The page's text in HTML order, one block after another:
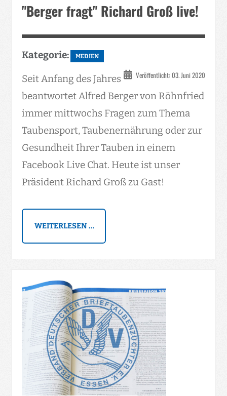
"Berger fragt" Richard Groß live!
Kategorie: MEDIEN
Veröffentlicht: 03. Juni 2020
Seit Anfang des Jahres
beantwortet Alfred Berger von Röhnfried
immer mittwochs Fragen zum Thema
Taubensport, Taubenernährung oder zur
Gesundheit Ihrer Tauben in einem
Facebook Live Chat. Heute ist unser
Präsident Richard Groß zu Gast!
WEITERLESEN …